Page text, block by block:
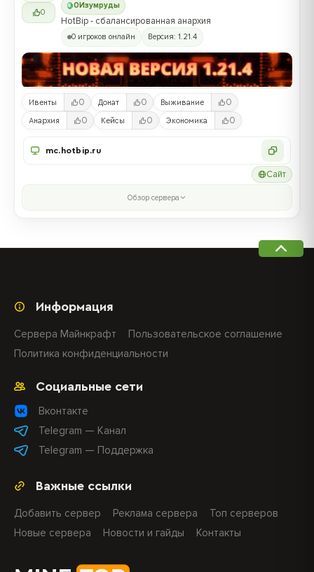
0
0 Изумруды
HotBip - сбалансированная анархия
0 игроков онлайн Версия: 1.21.4
Ивенты 0 Донат 0 Выживание 0
Анархия 0 Кейсы 0 Экономика 0
mc.hotbip.ru
Сайт
Обзор сервера
Важные ссылки
Добавить сервер Реклама сервера
Топ серверов
Новые сервера
Новости и гайды Контакты
Социальные сети
Вконтакте
Telegram — Канал
Telegram — Поддержка
Информация
Сервера Майнкрафт
Пользовательское соглашение
Политика конфиденциальности